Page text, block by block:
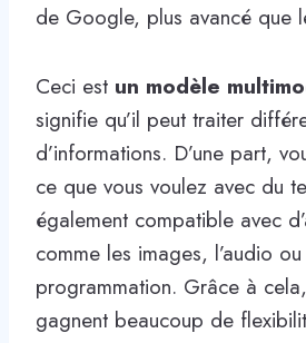
de Google, plus avancé que
Ceci est un modèle
signifie qu’il peut traiter
d’informations. D’une part,
ce que vous voulez avec du
également compatible avec
comme les images, l’audio
programmation. Grâce à
gagnent beaucoup de